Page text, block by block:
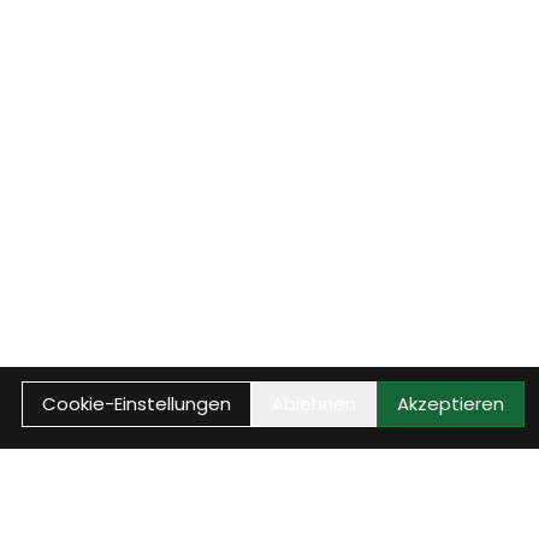
Cookie-Einstellungen Akzeptieren